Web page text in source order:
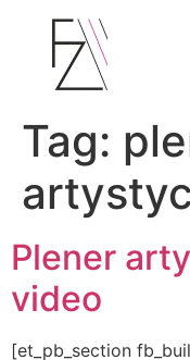
Tag:
Plener
video
[et_pb_section